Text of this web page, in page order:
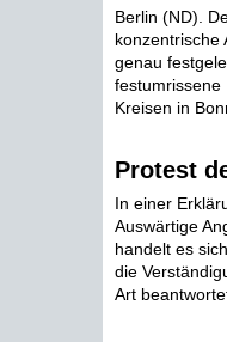
Berlin (ND).
konzentrische
genau
festumrissene
Kreisen in
Protest
In einer
Auswärtige
handelt es
die
Art